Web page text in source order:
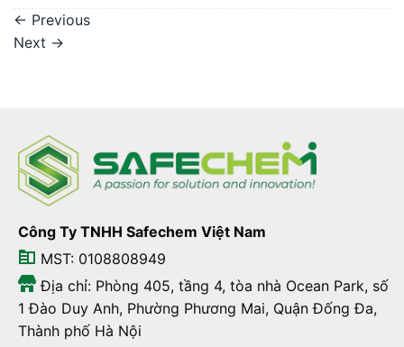
← Previous
Next →
Công Ty TNHH Safechem Việt Nam
MST: 0108808949
Địa chỉ: Phòng 405, tầng 4, tòa nhà Ocean Park, số
1 Đào Duy Anh, Phường Phương Mai, Quận Đống Đa,
Thành phố Hà Nội